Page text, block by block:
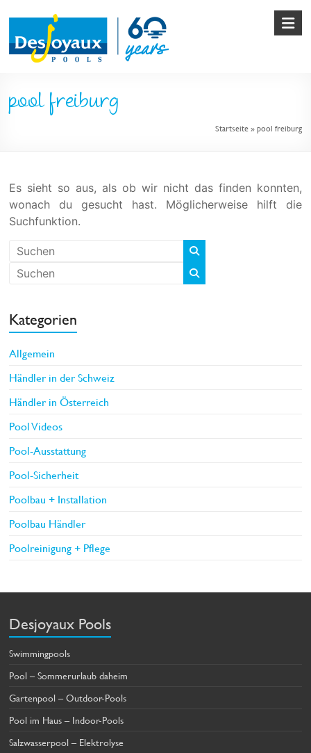
content
&
Desjoyaux
pool freiburg
Startseite»pool freiburg
Es sieht so aus, als ob wir nicht das finden konnten,
wonach du gesucht hast. Möglicherweise hilft die
Suchfunktion.
Kategorien
Allgemein
Händler in der Schweiz
Händler in Österreich
Pool Videos
Pool-Ausstattung
Pool-Sicherheit
Poolbau + Installation
Poolbau Händler
Poolreinigung + Pflege
Desjoyaux Pools
Swimmingpools
Pool – Sommerurlaub daheim
Gartenpool – Outdoor-Pools
Pool im Haus – Indoor-Pools
Salzwasserpool – Elektrolyse